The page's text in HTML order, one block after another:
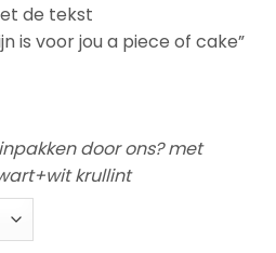
de tekst
is voor jou a piece of cake”
door ons? met
krullint